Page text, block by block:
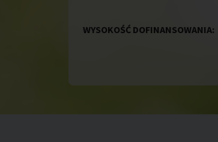
WYSOKOŚĆ DOFINANSOWANIA: